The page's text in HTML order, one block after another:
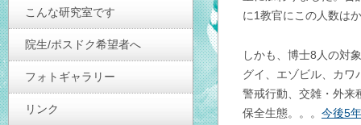
に1教官にこの人数は
しかも、博士8人の対
グイ、エゾビル、カワ
警戒行動、交雑・外来
保全生態。。。 今後5
こんな研究室です
院生/ポスドク希望者へ
フォトギャラリー
リンク